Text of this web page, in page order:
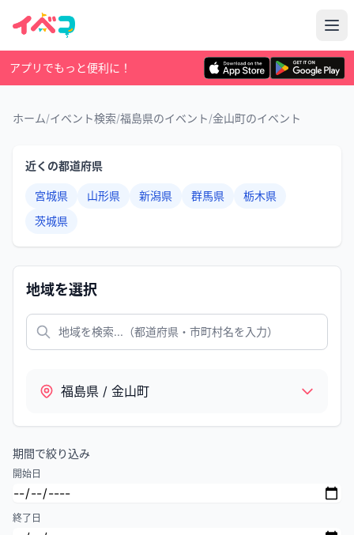
アプリでもっと便利に！
ホーム/イベント検索/福島県のイベント/金山町のイベント
近くの都道府県
宮城県 山形県 新潟県 群馬県
栃木県
茨城県
地域を選択
福島県 / 金山町
期間で絞り込み
開始日
終了日